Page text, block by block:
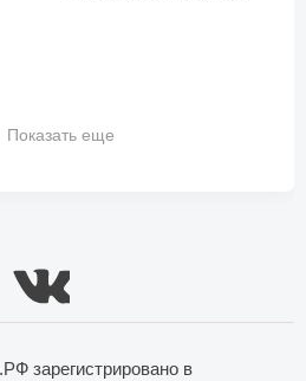
Показать еще
зарегистрировано в